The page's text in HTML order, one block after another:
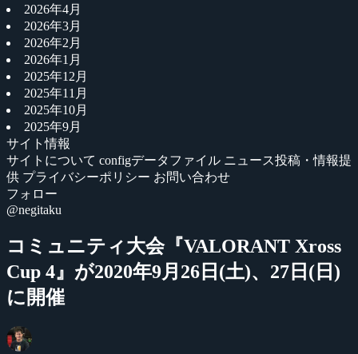
2026年4月
2026年3月
2026年2月
2026年1月
2025年12月
2025年11月
2025年10月
2025年9月
サイト情報
サイトについて configデータファイル ニュース投稿・情報提
供 プライバシーポリシー お問い合わせ
フォロー
@negitaku
コミュニティ大会『VALORANT Xross
Cup 4』が2020年9月26日(土)、27日(日)
に開催